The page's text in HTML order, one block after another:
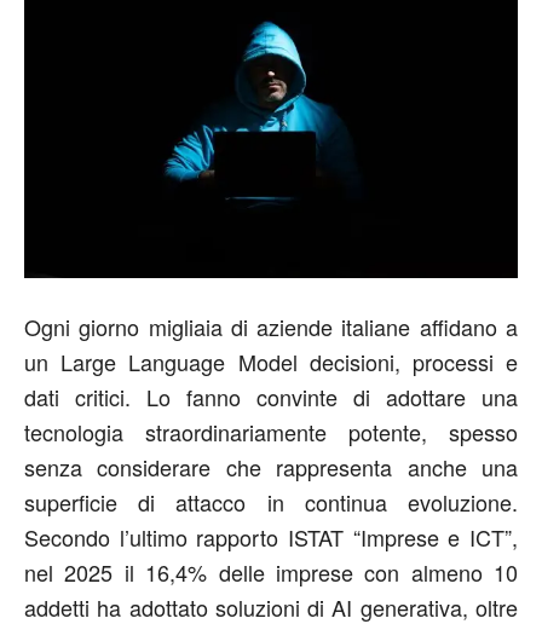
Ogni giorno migliaia di aziende italiane affidano a
un Large Language Model decisioni, processi e
dati critici. Lo fanno convinte di adottare una
tecnologia straordinariamente potente, spesso
senza considerare che rappresenta anche una
superficie di attacco in continua evoluzione.
Secondo l’ultimo rapporto ISTAT “Imprese e ICT”,
nel 2025 il 16,4% delle imprese con almeno 10
addetti ha adottato soluzioni di AI generativa,oltre